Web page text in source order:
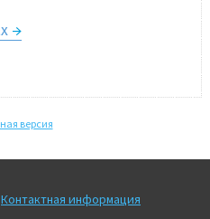
версия
Контактная информация